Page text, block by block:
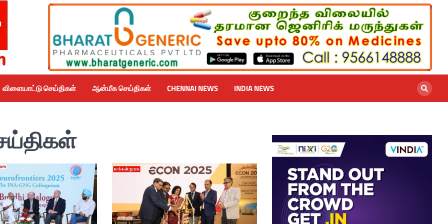
விளையாட்டு செய்திகள் ஆன்மீக செய்திகள் CHENNAI NEWS INDIA NEWS